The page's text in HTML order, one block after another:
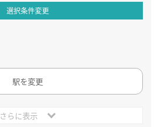
選択条件変更
駅を変更
さらに表示